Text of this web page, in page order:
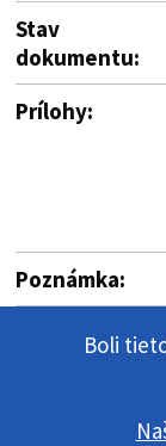
Stav
dokumentu:
Prílohy:
Poznámka:
Boli